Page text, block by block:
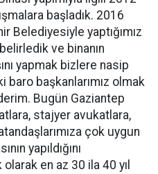
başladık. 2016
Belediyesiyle yaptığımız
ve binanın
yapmak bizlere nasip
başkanlarımız olmak
Bugün Gaziantep
stajyer avukatlara,
çok uygun
yapıldığını
en az 30 ila 40 yıl